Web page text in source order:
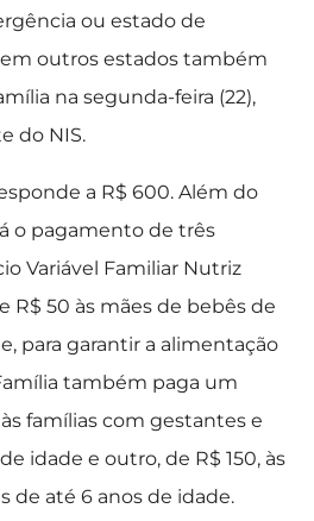
ou estado de
outros estados também
na segunda-feira (22),
do NIS.
a R$ 600. Além do
o pagamento de três
Variável Familiar Nutriz
R$ 50 às mães de bebês de
para garantir a alimentação
também paga um
famílias com gestantes e
idade e outro, de R$ 150, às
de até 6 anos de idade.